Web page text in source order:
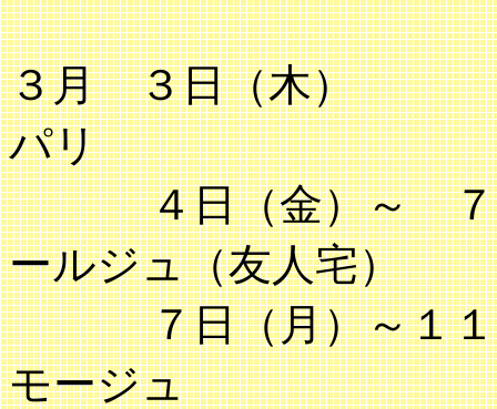
３月 ３日
パリ
４日（金）～ ７
ールジュ（友人宅）
７日（月）～１
モージュ